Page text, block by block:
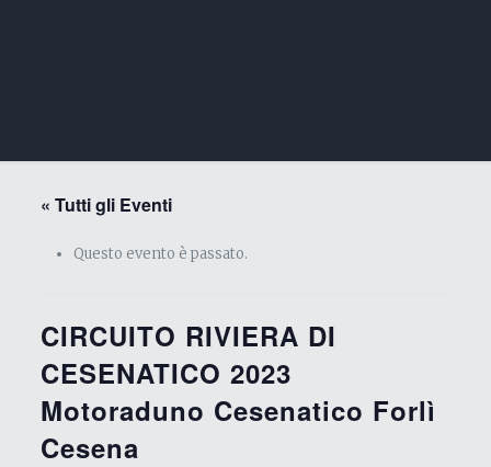
« Tutti gli Eventi
Questo evento è passato.
CIRCUITO RIVIERA DI
CESENATICO 2023
Motoraduno Cesenatico Forlì
Cesena